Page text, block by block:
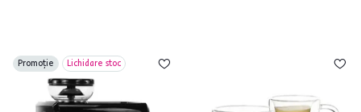
Promoție Lichidare stoc